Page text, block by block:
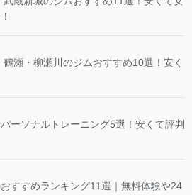
鶴瀬・柳瀬川のジムおすすめ10選！安く
ーソナルトレーニング5選！安くて評判
すすめランキング11選｜無料体験や24